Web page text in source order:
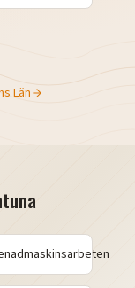
Län